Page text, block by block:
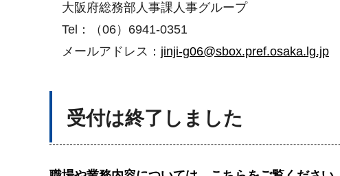
大阪府総務部人事課人事グループ
Tel：（06）6941-0351
メールアドレス： jinji-g06@sbox.pref.osaka.lg.jp
受付は終了しました